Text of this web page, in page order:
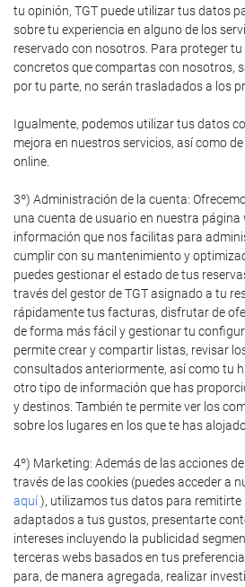
tu opinión, TGT puede utilizar tus datos
sobre tu experiencia en alguno de los
reservado con nosotros. Para proteger
concretos que compartas con nosotros,
por tu parte, no serán trasladados a los
Igualmente, podemos utilizar tus datos
mejora en nuestros servicios, así como
online.
3º) Administración de la cuenta:
una cuenta de usuario en nuestra página
información que nos facilitas para
cumplir con su mantenimiento y
puedes gestionar el estado de tus
través del gestor de TGT asignado a tu
rápidamente tus facturas, disfrutar de
de forma más fácil y gestionar tu
permite crear y compartir listas, revisar
consultados anteriormente, así como tu
otro tipo de información que has
y destinos. También te permite ver los
sobre los lugares en los que te has
4º) Marketing: Además de las acciones
través de las cookies (puedes acceder a
aquí), utilizamos tus datos para
adaptados a tus gustos, presentarte
intereses incluyendo la publicidad
terceras webs basados en tus
para, de manera agregada, realizar